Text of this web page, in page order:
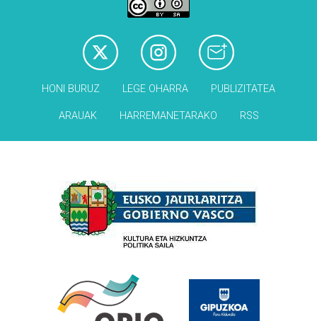
HONI BURUZ LEGE OHARRA PUBLIZITATEA
ARAUAK HARREMANETARAKO RSS